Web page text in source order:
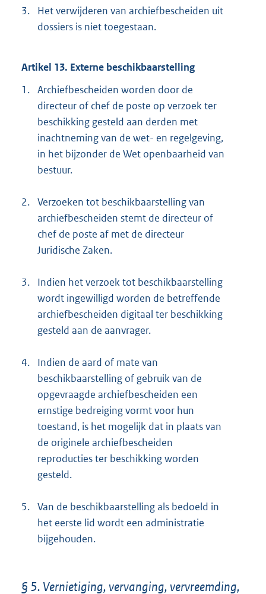
3.
Het verwijderen van archiefbescheiden uit
dossiers is niet toegestaan.
Artikel 13. Externe beschikbaarstelling
1. Archiefbescheiden worden door de
directeur of chef de poste op verzoek ter
beschikking gesteld aan derden met
inachtneming van de wet- en regelgeving,
in het bijzonder de Wet openbaarheid van
bestuur.
2. Verzoeken tot beschikbaarstelling van
archiefbescheiden stemt de directeur of
chef de poste af met de directeur
Juridische Zaken.
3.
Indien het verzoek tot beschikbaarstelling
wordt ingewilligd worden de betreffende
archiefbescheiden digitaal ter beschikking
gesteld aan de aanvrager.
4.
Indien de aard of mate van
beschikbaarstelling of gebruik van de
opgevraagde archiefbescheiden een
ernstige bedreiging vormt voor hun
toestand, is het mogelijk dat in plaats van
de originele archiefbescheiden
reproducties ter beschikking worden
gesteld.
5. Van de beschikbaarstelling als bedoeld in
het eerste lid wordt een administratie
bijgehouden.
§ 5. Vernietiging, vervanging, vervreemding,